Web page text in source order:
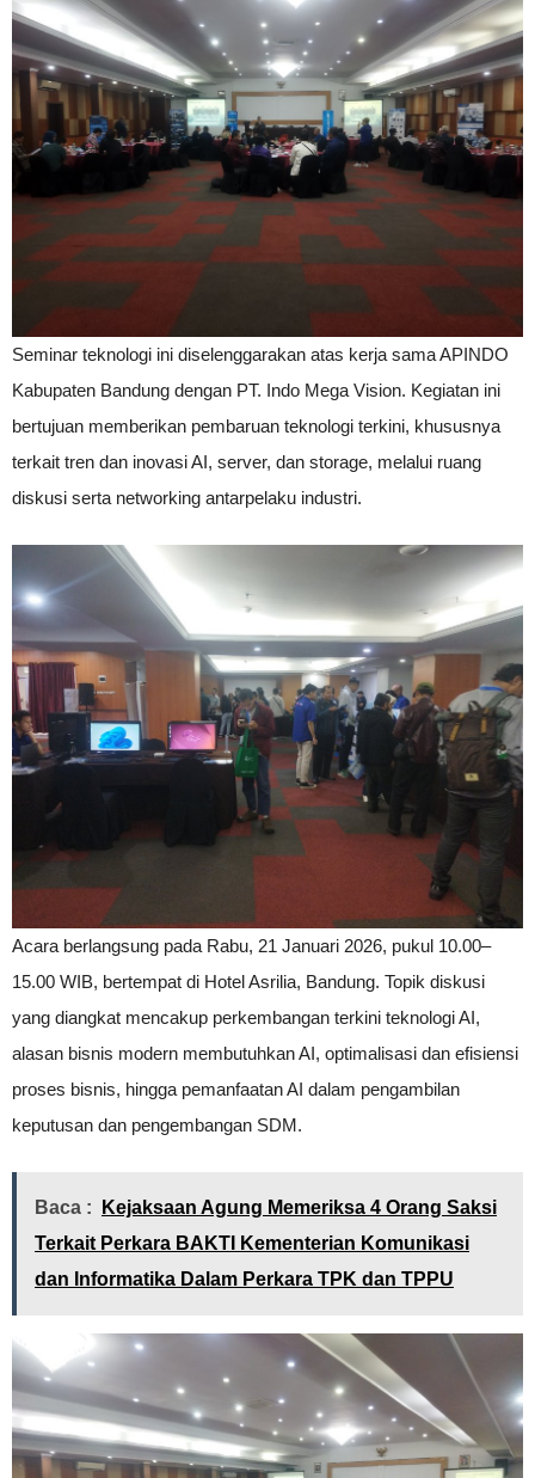
Seminar teknologi ini diselenggarakan atas kerja sama APINDO
Kabupaten Bandung dengan PT. Indo Mega Vision. Kegiatan ini
bertujuan memberikan pembaruan teknologi terkini, khususnya
terkait tren dan inovasi AI, server, dan storage, melalui ruang
diskusi serta networking antarpelaku industri.
Acara berlangsung pada Rabu, 21 Januari 2026, pukul 10.00–
15.00 WIB, bertempat di Hotel Asrilia, Bandung. Topik diskusi
yang diangkat mencakup perkembangan terkini teknologi AI,
alasan bisnis modern membutuhkan AI, optimalisasi dan efisiensi
proses bisnis, hingga pemanfaatan AI dalam pengambilan
keputusan dan pengembangan SDM.
Baca :
Kejaksaan Agung Memeriksa 4 Orang Saksi
Terkait Perkara BAKTI Kementerian Komunikasi
dan Informatika Dalam Perkara TPK dan TPPU